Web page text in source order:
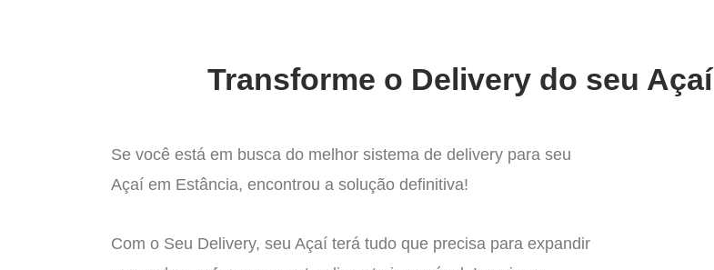
Transforme o Delivery do seu
Se você está em busca do melhor sistema de delivery para seu
Açaí em Estância, encontrou a solução definitiva!
Com o Seu Delivery, seu Açaí terá tudo que precisa para expandir